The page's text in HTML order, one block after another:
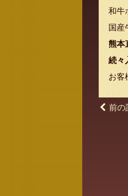
和牛
国産
熊本
続々
お客
前の